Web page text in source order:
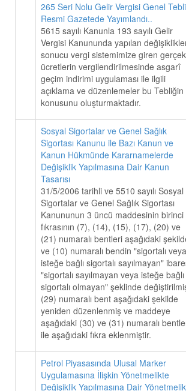
265 Seri Nolu Gelir Vergisi Genel
Resmi Gazetede Yayımlandı..
5615 sayılı Kanunla 193 sayılı Gelir
Vergisi Kanununda yapılan
sonucu vergi sistemimize giren gerçek
ücretlerin vergilendirilmesinde asgarî
geçim indirimi uygulaması ile ilgili
açıklama ve düzenlemeler bu Tebliğin
konusunu oluşturmaktadır.
Sosyal Sigortalar ve Genel Sağlık
Sigortası Kanunu ile Bazı Kanun ve
Kanun Hükmünde Kararnamelerde
Değişiklik Yapılmasına Dair Kanun
Tasarısı
31/5/2006 tarihli ve 5510 sayılı Sosyal
Sigortalar ve Genel Sağlık Sigortası
Kanununun 3 üncü maddesinin birinci
fıkrasının (7), (14), (15), (17), (20) ve
(21) numaralı bentleri aşağıdaki
ve (10) numaralı bendin "sigortalı veya
isteğe bağlı sigortalı sayılmayan"
"sigortalı sayılmayan veya isteğe bağlı
sigortalı olmayan" şeklinde
(29) numaralı bent aşağıdaki şekilde
yeniden düzenlenmiş ve maddeye
aşağıdaki (30) ve (31) numaralı
ile aşağıdaki fıkra eklenmiştir.
Petrol Piyasasında Ulusal Marker
Uygulamasına İlişkin Yönetmelikte
Değişiklik Yapılmasına Dair Yönetmelik